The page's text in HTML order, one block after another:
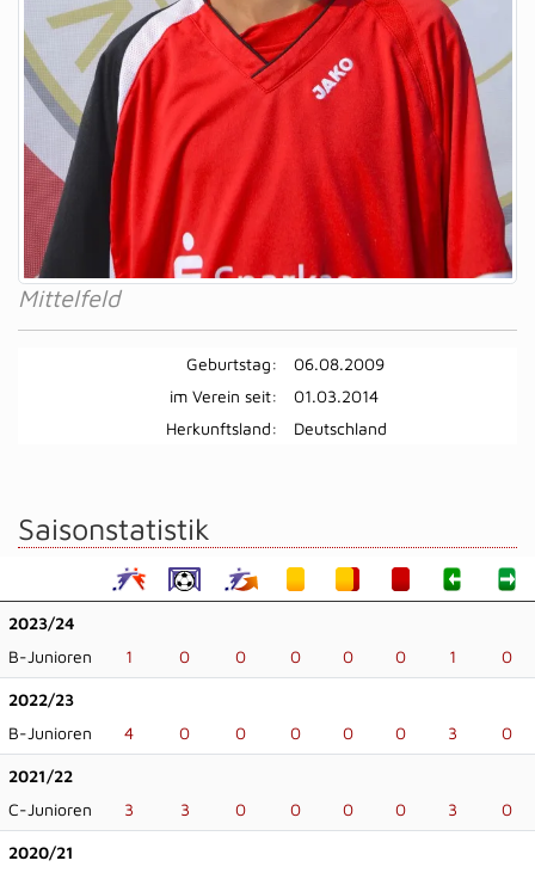
Mittelfeld
Geburtstag:
06.08.2009
im Verein seit:
01.03.2014
Herkunftsland:
Deutschland
Saisonstatistik
2023/24
B-Junioren
1 0 0 0 0 0 1 0
2022/23
B-Junioren
4 0 0 0 0 0 3 0
2021/22
C-Junioren
3 3 0 0 0 0 3 0
2020/21